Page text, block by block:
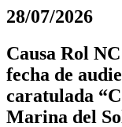
28/07/2026
Causa Rol
fecha de
caratulada
Marina del